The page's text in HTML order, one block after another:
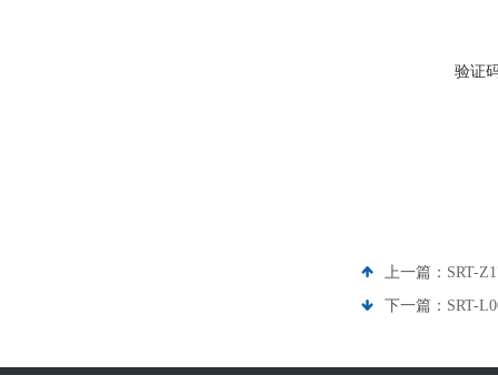
验证
上一篇： SRT-
下一篇： SRT-